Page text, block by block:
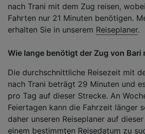
nach Trani mit dem Zug reisen,
Fahrten nur 21 Minuten benötigen.
erhalten Sie in unserem Reiseplaner.
Wie lange benötigt der Zug von Bari
Die durchschnittliche Reisezeit mit
nach Trani beträgt 29 Minuten und
pro Tag auf dieser Strecke. An
Feiertagen kann die Fahrzeit länger
daher unseren Reiseplaner auf
einem bestimmten Reisedatum zu